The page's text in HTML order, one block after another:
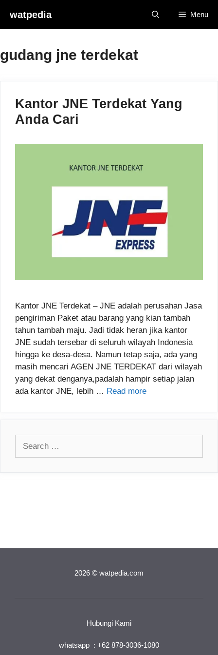
content
watpedia Menu
gudang jne terdekat
Kantor JNE Terdekat Yang
Anda Cari
Kantor JNE Terdekat – JNE adalah perusahan Jasa
pengiriman Paket atau barang yang kian tambah
tahun tambah maju. Jadi tidak heran jika kantor
JNE sudah tersebar di seluruh wilayah Indonesia
hingga ke desa-desa. Namun tetap saja, ada yang
masih mencari AGEN JNE TERDEKAT dari wilayah
yang dekat denganya,padalah hampir setiap jalan
ada kantor JNE, lebih … Read more
2026 © watpedia.com
Hubungi Kami
whatsapp : +62 878-3036-1080